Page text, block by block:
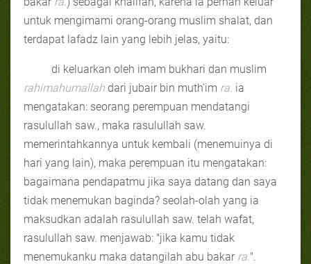
untuk mengimami orang-orang muslim shalat, dan
terdapat lafadz lain yang lebih jelas, yaitu:
di keluarkan oleh imam bukhari dan muslim
rahimahumallah dari jubair bin muth'im ra. ia
mengatakan: seorang perempuan mendatangi
rasulullah saw., maka rasulullah saw.
memerintahkannya untuk kembali (menemuinya di
hari yang lain), maka perempuan itu mengatakan:
bagaimana pendapatmu jika saya datang dan saya
tidak menemukan baginda? seolah-olah yang ia
maksudkan adalah rasulullah saw. telah wafat,
rasulullah saw. menjawab: "jika kamu tidak
menemukanku maka datangilah abu bakar ra. ".